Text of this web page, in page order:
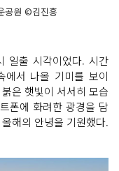
공원 ©김진흥
일출 시각이었다. 시간
서 나올 기미를 보이
은 햇빛이 서서히 모습
폰에 화려한 광경을 담
해의 안녕을 기원했다.